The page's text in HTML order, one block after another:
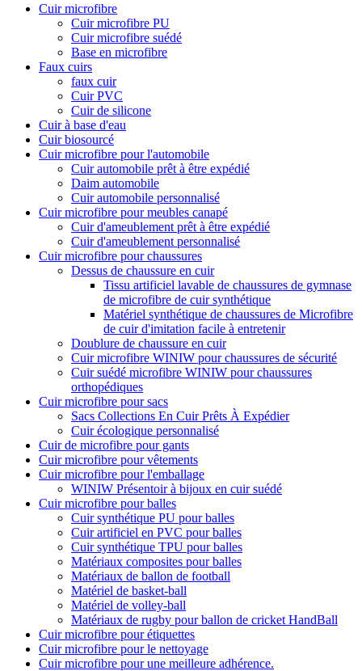
Cuir microfibre
Cuir microfibre PU
Cuir microfibre suédé
Base en microfibre
Faux cuirs
faux cuir
Cuir PVC
Cuir de silicone
Cuir à base d'eau
Cuir biosourcé
Cuir microfibre pour l'automobile
Cuir automobile prêt à être expédié
Daim automobile
Cuir automobile personnalisé
Cuir microfibre pour meubles canapé
Cuir d'ameublement prêt à être expédié
Cuir d'ameublement personnalisé
Cuir microfibre pour chaussures
Dessus de chaussure en cuir
Tissu artificiel lavable de chaussures de gymnase
de microfibre de cuir synthétique
Matériel synthétique de chaussures de Microfibre
de cuir d'imitation facile à entretenir
Doublure de chaussure en cuir
Cuir microfibre WINIW pour chaussures de sécurité
Cuir suédé microfibre WINIW pour chaussures
orthopédiques
Cuir microfibre pour sacs
Sacs Collections En Cuir Prêts À Expédier
Cuir écologique personnalisé
Cuir de microfibre pour gants
Cuir microfibre pour vêtements
Cuir microfibre pour l'emballage
WINIW Présentoir à bijoux en cuir suédé
Cuir microfibre pour balles
Cuir synthétique PU pour balles
Cuir artificiel en PVC pour balles
Cuir synthétique TPU pour balles
Matériaux composites pour balles
Matériaux de ballon de football
Matériel de basket-ball
Matériel de volley-ball
Matériaux de rugby pour ballon de cricket HandBall
Cuir microfibre pour étiquettes
Cuir microfibre pour le nettoyage
Cuir microfibre pour une meilleure adhérence.